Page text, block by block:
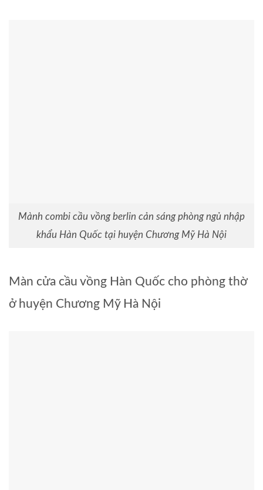
Mành combi cầu vồng berlin cản sáng phòng ngủ nhập
khẩu Hàn Quốc tại huyện Chương Mỹ Hà Nội
Màn cửa cầu vồng Hàn Quốc cho phòng thờ
ở huyện Chương Mỹ Hà Nội